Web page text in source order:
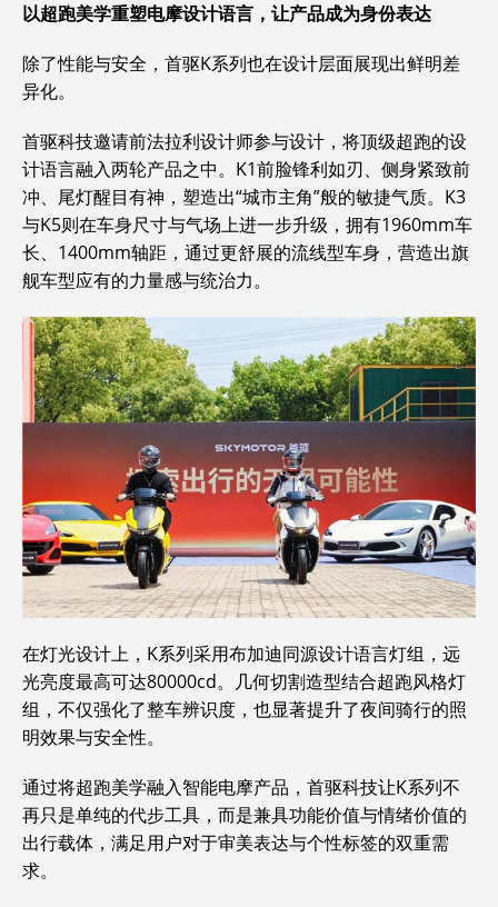
以超跑美学重塑电摩设计语言，让产品成为身份表达
除了性能与安全，首驱K系列也在设计层面展现出鲜明差
异化。
首驱科技邀请前法拉利设计师参与设计，将顶级超跑的设
计语言融入两轮产品之中。K1前脸锋利如刃、侧身紧致前
冲、尾灯醒目有神，塑造出“城市主角”般的敏捷气质。K3
与K5则在车身尺寸与气场上进一步升级，拥有1960mm车
长、1400mm轴距，通过更舒展的流线型车身，营造出旗
舰车型应有的力量感与统治力。
在灯光设计上，K系列采用布加迪同源设计语言灯组，远
光亮度最高可达80000cd。几何切割造型结合超跑风格灯
组，不仅强化了整车辨识度，也显著提升了夜间骑行的照
明效果与安全性。
通过将超跑美学融入智能电摩产品，首驱科技让K系列不
再只是单纯的代步工具，而是兼具功能价值与情绪价值的
出行载体，满足用户对于审美表达与个性标签的双重需
求。